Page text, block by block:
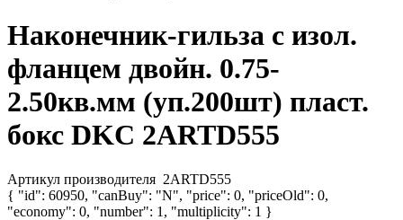
Наконечник-гильза с изол.
фланцем двойн. 0.75-
2.50кв.мм (уп.200шт) пласт.
бокс DKC 2ARTD555
Артикул производителя 2ARTD555
{ "id": 60950, "canBuy": "N", "price": 0, "priceOld": 0,
"economy": 0, "number": 1, "multiplicity": 1 }